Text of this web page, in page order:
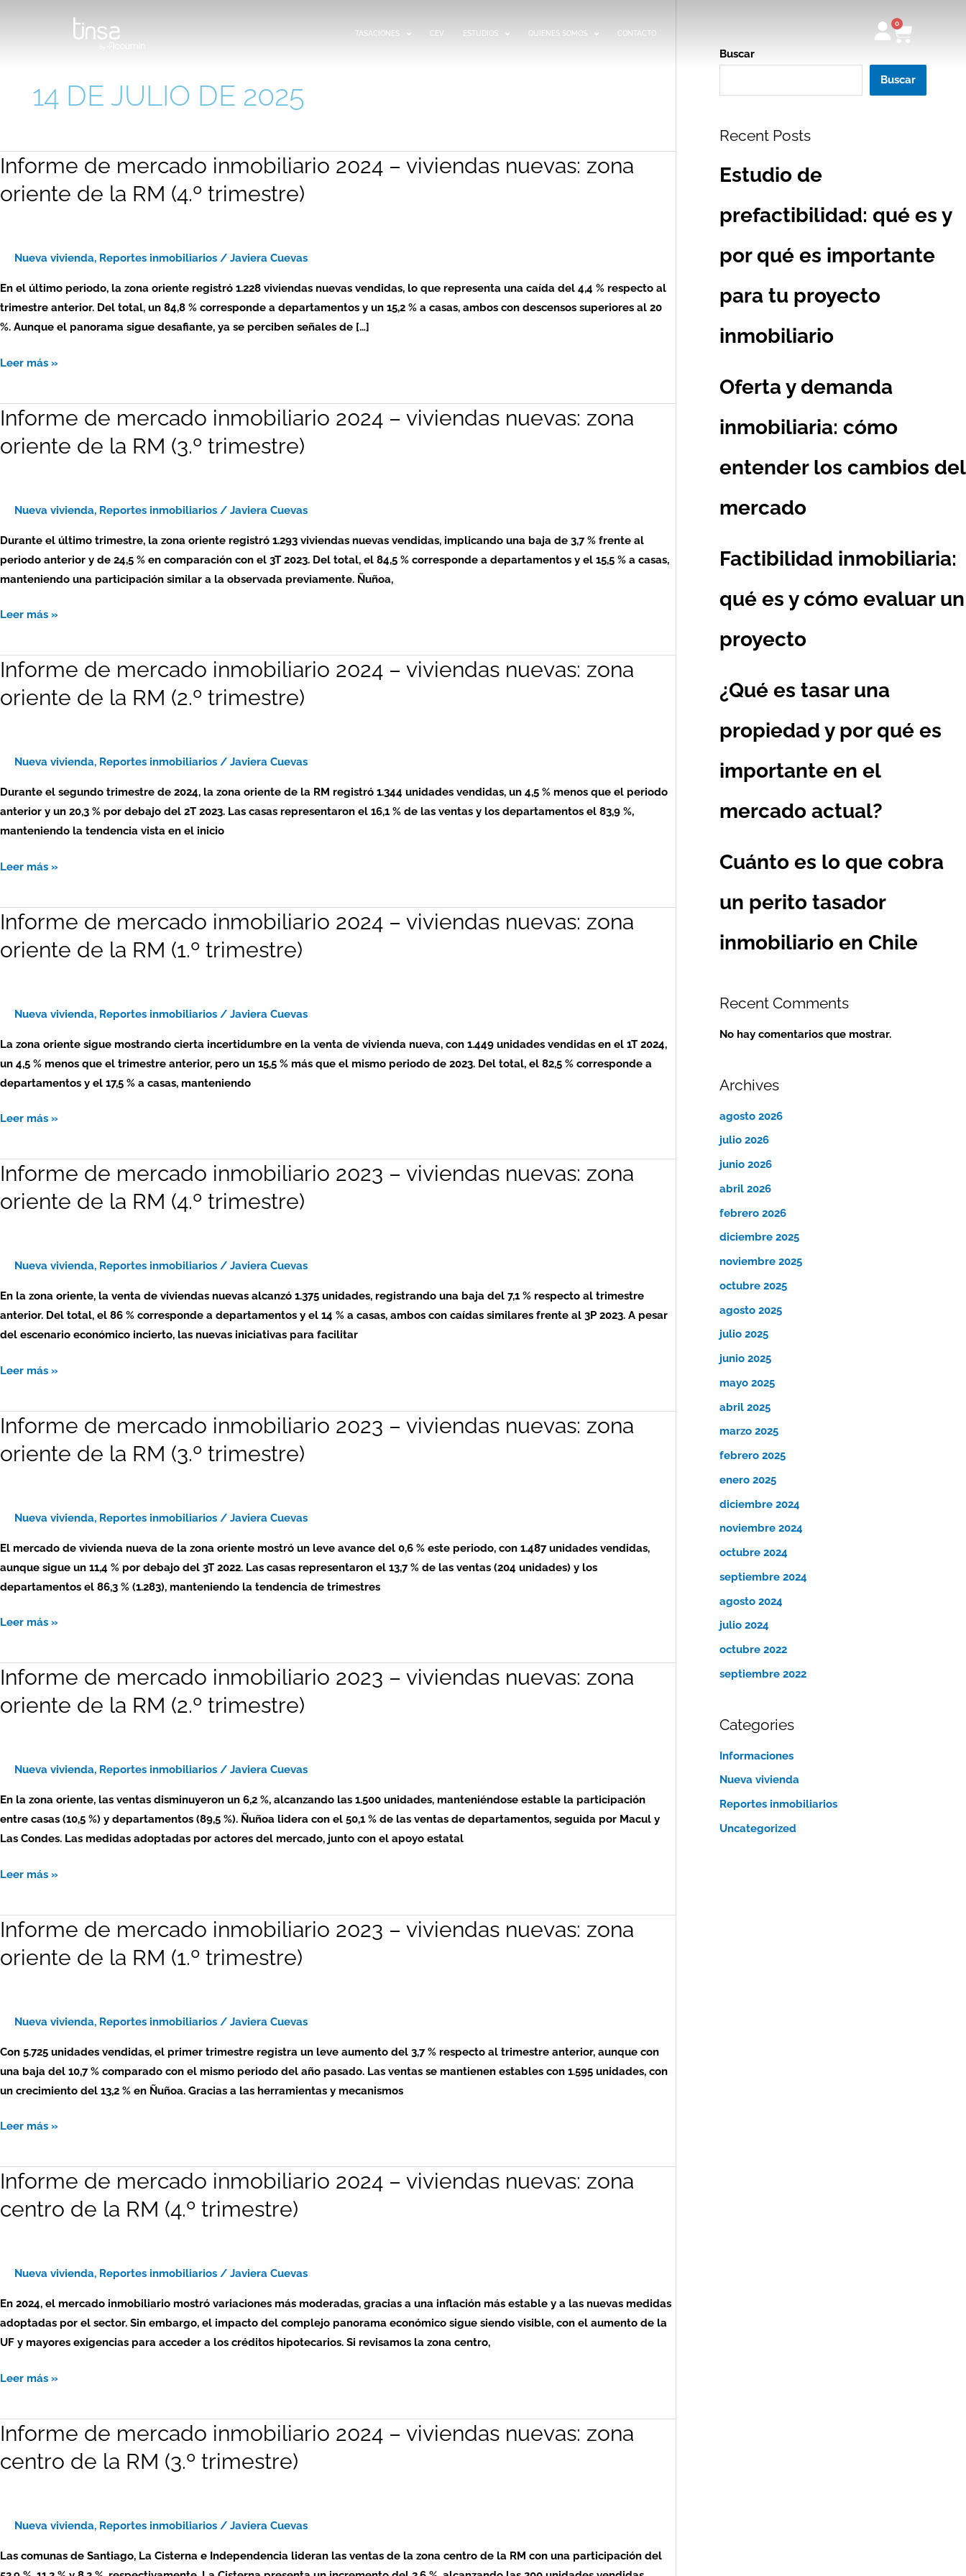
TASACIONES CEV ESTUDIOS QUIENES SOMOS CONTACTO
0
Carrito
14 DE JULIO DE 2025
Informe de mercado inmobiliario 2024 – viviendas nuevas: zona
oriente de la RM (4.º trimestre)
Nueva vivienda, Reportes inmobiliarios / Javiera Cuevas
En el último periodo, la zona oriente registró 1.228 viviendas nuevas vendidas, lo que representa una caída del 4,4 % respecto al
trimestre anterior. Del total, un 84,8 % corresponde a departamentos y un 15,2 % a casas, ambos con descensos superiores al 20
%. Aunque el panorama sigue desafiante, ya se perciben señales de […]
Informe
mercado
nuevas:
zona
oriente
(4.º
Leer más »
Informe de mercado inmobiliario 2024 – viviendas nuevas: zona
oriente de la RM (3.º trimestre)
Nueva vivienda, Reportes inmobiliarios / Javiera Cuevas
Durante el último trimestre, la zona oriente registró 1.293 viviendas nuevas vendidas, implicando una baja de 3,7 % frente al
periodo anterior y de 24,5 % en comparación con el 3T 2023. Del total, el 84,5 % corresponde a departamentos y el 15,5 % a casas,
manteniendo una participación similar a la observada previamente. Ñuñoa,
Informe
mercado
nuevas:
zona
oriente
(3.º
Leer más »
Informe de mercado inmobiliario 2024 – viviendas nuevas: zona
oriente de la RM (2.º trimestre)
Nueva vivienda, Reportes inmobiliarios / Javiera Cuevas
Durante el segundo trimestre de 2024, la zona oriente de la RM registró 1.344 unidades vendidas, un 4,5 % menos que el periodo
anterior y un 20,3 % por debajo del 2T 2023. Las casas representaron el 16,1 % de las ventas y los departamentos el 83,9 %,
manteniendo la tendencia vista en el inicio
Informe
mercado
nuevas:
zona
oriente
(2.º
Leer más »
Informe de mercado inmobiliario 2024 – viviendas nuevas: zona
oriente de la RM (1.º trimestre)
Nueva vivienda, Reportes inmobiliarios / Javiera Cuevas
La zona oriente sigue mostrando cierta incertidumbre en la venta de vivienda nueva, con 1.449 unidades vendidas en el 1T 2024,
un 4,5 % menos que el trimestre anterior, pero un 15,5 % más que el mismo periodo de 2023. Del total, el 82,5 % corresponde a
departamentos y el 17,5 % a casas, manteniendo
Informe
mercado
nuevas:
zona
oriente
(1.º
Leer más »
Informe de mercado inmobiliario 2023 – viviendas nuevas: zona
oriente de la RM (4.º trimestre)
Nueva vivienda, Reportes inmobiliarios / Javiera Cuevas
En la zona oriente, la venta de viviendas nuevas alcanzó 1.375 unidades, registrando una baja del 7,1 % respecto al trimestre
anterior. Del total, el 86 % corresponde a departamentos y el 14 % a casas, ambos con caídas similares frente al 3P 2023. A pesar
del escenario económico incierto, las nuevas iniciativas para facilitar
Informe
mercado
nuevas:
zona
oriente
(4.º
Leer más »
Informe de mercado inmobiliario 2023 – viviendas nuevas: zona
oriente de la RM (3.º trimestre)
Nueva vivienda, Reportes inmobiliarios / Javiera Cuevas
El mercado de vivienda nueva de la zona oriente mostró un leve avance del 0,6 % este periodo, con 1.487 unidades vendidas,
aunque sigue un 11,4 % por debajo del 3T 2022. Las casas representaron el 13,7 % de las ventas (204 unidades) y los
departamentos el 86,3 % (1.283), manteniendo la tendencia de trimestres
Informe
mercado
nuevas:
zona
oriente
(3.º
Leer más »
Informe de mercado inmobiliario 2023 – viviendas nuevas: zona
oriente de la RM (2.º trimestre)
Nueva vivienda, Reportes inmobiliarios / Javiera Cuevas
En la zona oriente, las ventas disminuyeron un 6,2 %, alcanzando las 1.500 unidades, manteniéndose estable la participación
entre casas (10,5 %) y departamentos (89,5 %). Ñuñoa lidera con el 50,1 % de las ventas de departamentos, seguida por Macul y
Las Condes. Las medidas adoptadas por actores del mercado, junto con el apoyo estatal
Informe
mercado
nuevas:
zona
oriente
(2.º
Leer más »
Informe de mercado inmobiliario 2023 – viviendas nuevas: zona
oriente de la RM (1.º trimestre)
Nueva vivienda, Reportes inmobiliarios / Javiera Cuevas
Con 5.725 unidades vendidas, el primer trimestre registra un leve aumento del 3,7 % respecto al trimestre anterior, aunque con
una baja del 10,7 % comparado con el mismo periodo del año pasado. Las ventas se mantienen estables con 1.595 unidades, con
un crecimiento del 13,2 % en Ñuñoa. Gracias a las herramientas y mecanismos
Informe
mercado
nuevas:
zona
oriente
(1.º
Leer más »
Informe de mercado inmobiliario 2024 – viviendas nuevas: zona
centro de la RM (4.º trimestre)
Nueva vivienda, Reportes inmobiliarios / Javiera Cuevas
En 2024, el mercado inmobiliario mostró variaciones más moderadas, gracias a una inflación más estable y a las nuevas medidas
adoptadas por el sector. Sin embargo, el impacto del complejo panorama económico sigue siendo visible, con el aumento de la
UF y mayores exigencias para acceder a los créditos hipotecarios. Si revisamos la zona centro,
Informe
mercado
nuevas:
zona
centro
(4.º
Leer más »
Informe de mercado inmobiliario 2024 – viviendas nuevas: zona
centro de la RM (3.º trimestre)
Nueva vivienda, Reportes inmobiliarios / Javiera Cuevas
Las comunas de Santiago, La Cisterna e Independencia lideran las ventas de la zona centro de la RM con una participación del
Informe
mercado
nuevas:
Buscar
Buscar
Recent Posts
Estudio de
prefactibilidad: qué es y
por qué es importante
para tu proyecto
inmobiliario
Oferta y demanda
inmobiliaria: cómo
entender los cambios del
mercado
Factibilidad inmobiliaria:
qué es y cómo evaluar un
proyecto
¿Qué es tasar una
propiedad y por qué es
importante en el
mercado actual?
Cuánto es lo que cobra
un perito tasador
inmobiliario en Chile
Recent Comments
No hay comentarios que mostrar.
Archives
agosto 2026
julio 2026
junio 2026
abril 2026
febrero 2026
diciembre 2025
noviembre 2025
octubre 2025
agosto 2025
julio 2025
junio 2025
mayo 2025
abril 2025
marzo 2025
febrero 2025
enero 2025
diciembre 2024
noviembre 2024
octubre 2024
septiembre 2024
agosto 2024
julio 2024
octubre 2022
septiembre 2022
Categories
Informaciones
Nueva vivienda
Reportes inmobiliarios
Uncategorized